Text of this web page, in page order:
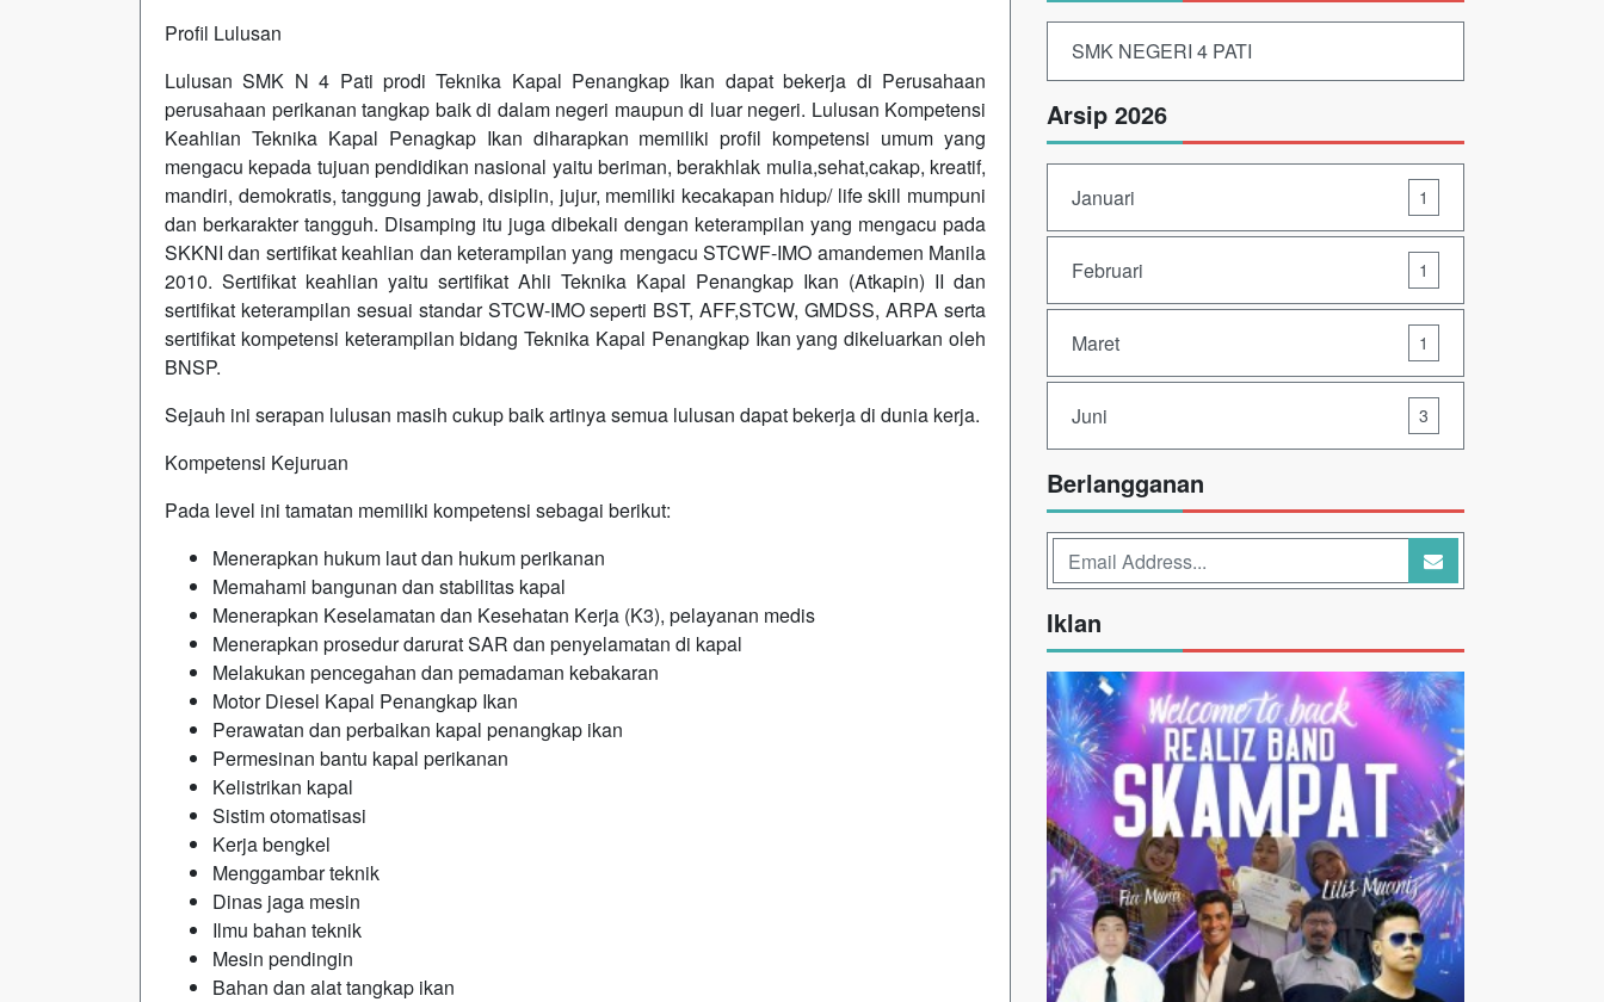
Profil Lulusan
Lulusan SMK N 4 Pati prodi Teknika Kapal Penangkap Ikan dapat bekerja di Perusahaan
perusahaan perikanan tangkap baik di dalam negeri maupun di luar negeri. Lulusan Kompetensi
Keahlian Teknika Kapal Penagkap Ikan diharapkan memiliki profil kompetensi umum yang
mengacu kepada tujuan pendidikan nasional yaitu beriman, berakhlak mulia,sehat,cakap, kreatif,
mandiri, demokratis, tanggung jawab, disiplin, jujur, memiliki kecakapan hidup/ life skill mumpuni
dan berkarakter tangguh. Disamping itu juga dibekali dengan keterampilan yang mengacu pada
SKKNI dan sertifikat keahlian dan keterampilan yang mengacu STCWF-IMO amandemen Manila
2010. Sertifikat keahlian yaitu sertifikat Ahli Teknika Kapal Penangkap Ikan (Atkapin) II dan
sertifikat keterampilan sesuai standar STCW-IMO seperti BST, AFF,STCW, GMDSS, ARPA serta
sertifikat kompetensi keterampilan bidang Teknika Kapal Penangkap Ikan yang dikeluarkan oleh
BNSP.
Sejauh ini serapan lulusan masih cukup baik artinya semua lulusan dapat bekerja di dunia kerja.
Kompetensi Kejuruan
Pada level ini tamatan memiliki kompetensi sebagai berikut:
Menerapkan hukum laut dan hukum perikanan
Memahami bangunan dan stabilitas kapal
Menerapkan Keselamatan dan Kesehatan Kerja (K3), pelayanan medis
Menerapkan prosedur darurat SAR dan penyelamatan di kapal
Melakukan pencegahan dan pemadaman kebakaran
Motor Diesel Kapal Penangkap Ikan
Perawatan dan perbaikan kapal penangkap ikan
Permesinan bantu kapal perikanan
Kelistrikan kapal
Sistim otomatisasi
Kerja bengkel
Menggambar teknik
Dinas jaga mesin
Ilmu bahan teknik
Mesin pendingin
Bahan dan alat tangkap ikan
SMK NEGERI 4 PATI
Arsip 2026
Januari 1
Februari 1
Maret 1
Juni 3
Berlangganan
Iklan